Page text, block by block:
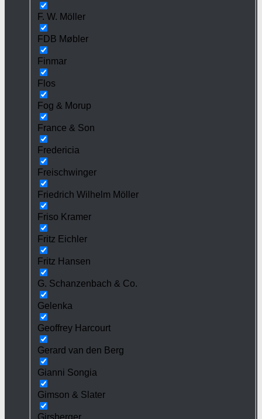
F. W. Möller
FDB Møbler
Finmar
Flos
Fog & Morup
France & Son
Fredericia
Freischwinger
Friedrich Wilhelm Möller
Friso Kramer
Fritz Eichler
Fritz Hansen
G. Schanzenbach & Co.
Gelenka
Geoffrey Harcourt
Gerard van den Berg
Gianni Songia
Gimson & Slater
Girsberger